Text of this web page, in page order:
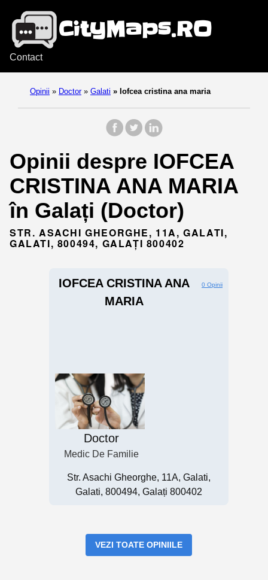
Contact
Opinii » Doctor » Galati » Iofcea cristina ana maria
Opinii despre IOFCEA
CRISTINA ANA MARIA
în Galați (Doctor)
STR. ASACHI GHEORGHE, 11A, GALATI,
GALATI, 800494, GALAȚI 800402
IOFCEA CRISTINA ANA
MARIA
0 Opinii
Doctor
Medic De Familie
Str. Asachi Gheorghe, 11A, Galati,
Galati, 800494, Galați 800402
VEZI TOATE OPINIILE